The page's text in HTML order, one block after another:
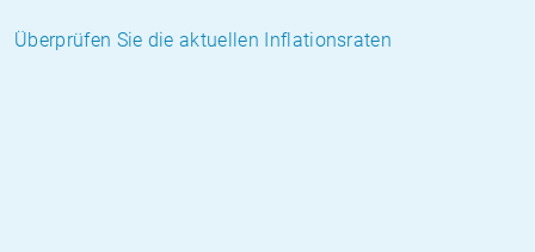
Überprüfen Sie die aktuellen Inflationsraten